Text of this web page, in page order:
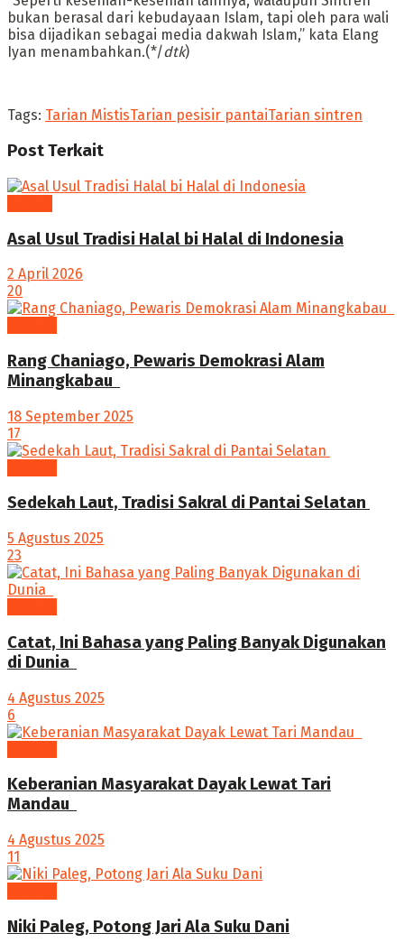
bukan berasal dari kebudayaan Islam, tapi oleh para wali
bisa dijadikan sebagai media dakwah Islam,” kata Elang
Iyan menambahkan.(*/dtk)
Tags: Tarian MistisTarian pesisir pantaiTarian sintren
PostTerkait
Asal Usul Tradisi Halal bi Halal di Indonesia
2 April 2026
20
Rang Chaniago, Pewaris Demokrasi Alam
Minangkabau ‎
18 September 2025
17
Sedekah Laut, Tradisi Sakral di Pantai Selatan
5 Agustus 2025
23
‎Catat, Ini Bahasa yang Paling Banyak Digunakan
di Dunia ‎
4 Agustus 2025
6
Keberanian Masyarakat Dayak Lewat Tari
Mandau ‎
4 Agustus 2025
11
Niki Paleg, Potong Jari Ala Suku Dani